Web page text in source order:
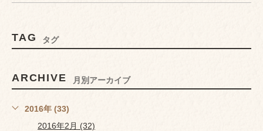
TAG タグ
ARCHIVE 月別アーカイブ
2016年 (33)
2016年2月 (32)